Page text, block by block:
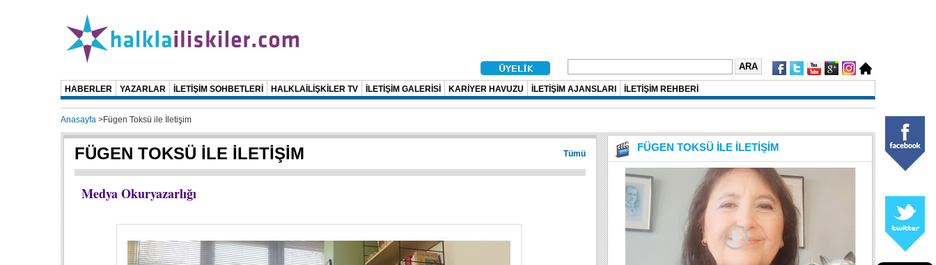
HABERLER YAZARLAR İLETİŞİM SOHBETLERİ HALKLAİLİŞKİLER TV İLETİŞİM GALERİSİ KARİYER HAVUZU İLETİŞİM AJANSLARI İLETİŞİM REHBERİ
Anasayfa >Fügen Toksü ile İletişim
Tümü
FÜGEN TOKSÜ İLE İLETİŞİM
Medya Okuryazarlığı
FÜGEN TOKSÜ İLE İLETİŞİM